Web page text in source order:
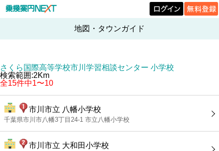
地図・タウンガイド
さくら国際高等学校市川学習相談センター 小学校
検索範囲:2Km
全15件中1〜10
市川市立 八幡小学校
千葉県市川市八幡3丁目24-1 市立八幡小学校
市川市立 大和田小学校